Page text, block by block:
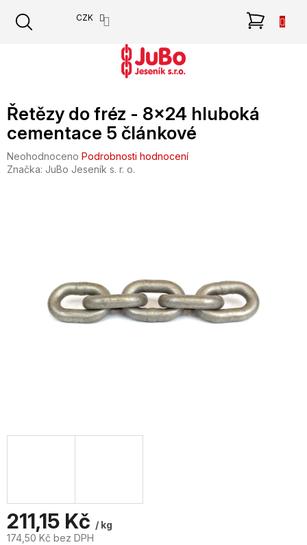
obsah
CZK
Řetězy do fréz - 8x24 hluboká
cementace 5 článkové
Průměrné
hodnocení
Neohodnoceno Podrobnosti hodnocení
Značka: JuBo Jeseník s. r. o.
211,15 Kč / kg
174,50 Kč bez DPH